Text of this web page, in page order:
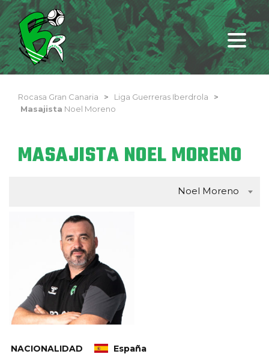
Rocasa Gran Canaria > Liga Guerreras Iberdrola
>
Masajista Noel Moreno
MASAJISTA NOEL MORENO
Noel Moreno
NACIONALIDAD
España